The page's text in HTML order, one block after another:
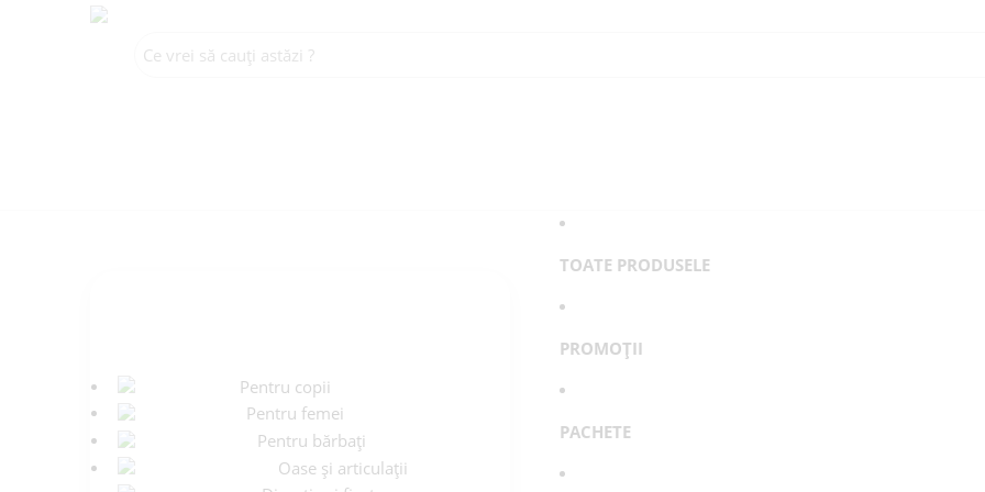
Pentru copii
Pentru femei
Pentru bărbați
Oase și articulații
TOATE PRODUSELE
PROMOȚII
PACHETE